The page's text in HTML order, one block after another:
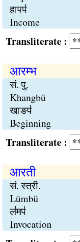
हापप॑
Income
:
आरम्भ
सं. पु.
Khangbü
खाङप॑
Beginning
:
आरती
सं. स्त्री.
Lümbü
ल॑मप॑
Invocation